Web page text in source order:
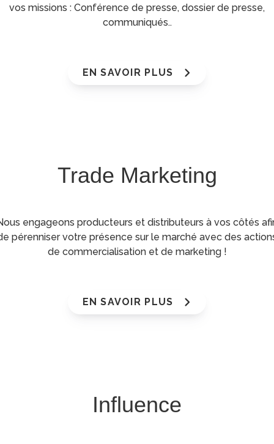
vos missions : Conférence de presse, dossier de presse,
communiqués..
EN SAVOIR PLUS
Trade Marketing
engageons producteurs et distributeurs à vos côtés
pérenniser votre présence sur le marché avec des
de commercialisation et de marketing !
EN SAVOIR PLUS
Influence